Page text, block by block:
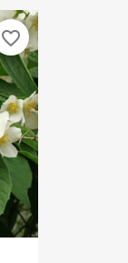
favorite_border